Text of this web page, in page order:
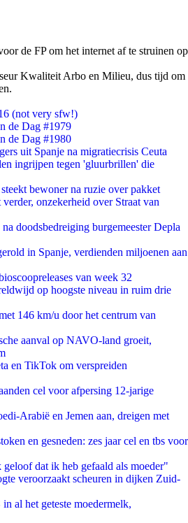
de FP om het internet af te struinen op
Kwaliteit Arbo en Milieu, dus tijd om
(not very sfw!)
de Dag #1979
de Dag #1980
uit Spanje na migratiecrisis Ceuta
ingrijpen tegen 'gluurbrillen' die
bewoner na ruzie over pakket
onzekerheid over Straat van
doodsbedreiging burgemeester Depla
in Spanje, verdienden miljoenen aan
van week 32
op hoogste niveau in ruim drie
146 km/u door het centrum van
aanval op NAVO-land groeit,
en TikTok om verspreiden
cel voor afpersing 12-jarige
Arabië en Jemen aan, dreigen met
en gesneden: zes jaar cel en tbs voor
dat ik heb gefaald als moeder"
veroorzaakt scheuren in dijken Zuid-
al het geteste moedermelk,